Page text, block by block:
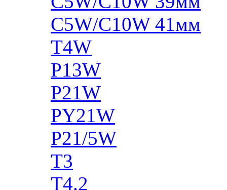
C5W/C10W 41мм
T4W
P13W
P21W
PY21W
P21/5W
T3
T4.2